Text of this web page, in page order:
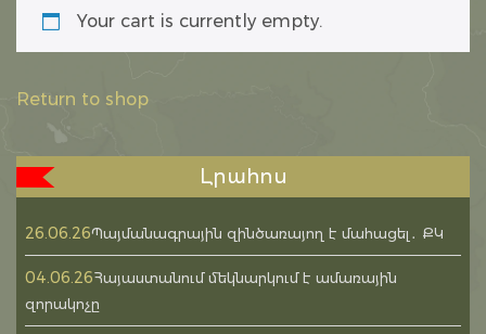
Your cart is currently empty.
Return to shop
Լրահոս
26.06.26Պայմանագրային զինծառայող է մահացել․ ՔԿ
04.06.26Հայաստանում մեկնարկում է ամառային
զորակոչը